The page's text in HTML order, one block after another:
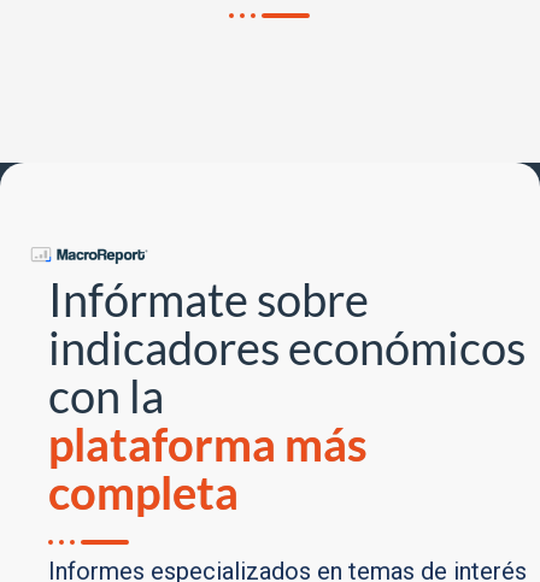
Infórmate sobre
indicadores económicos
con la
plataforma más
completa
Informes especializados en temas de interés